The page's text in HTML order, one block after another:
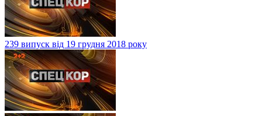
239 випуск від 19 грудня 2018 року